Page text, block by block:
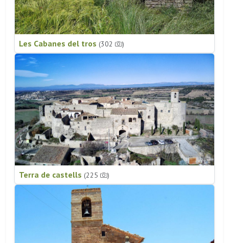
Les Cabanes del tros (302 )
Terra de castells (225 )